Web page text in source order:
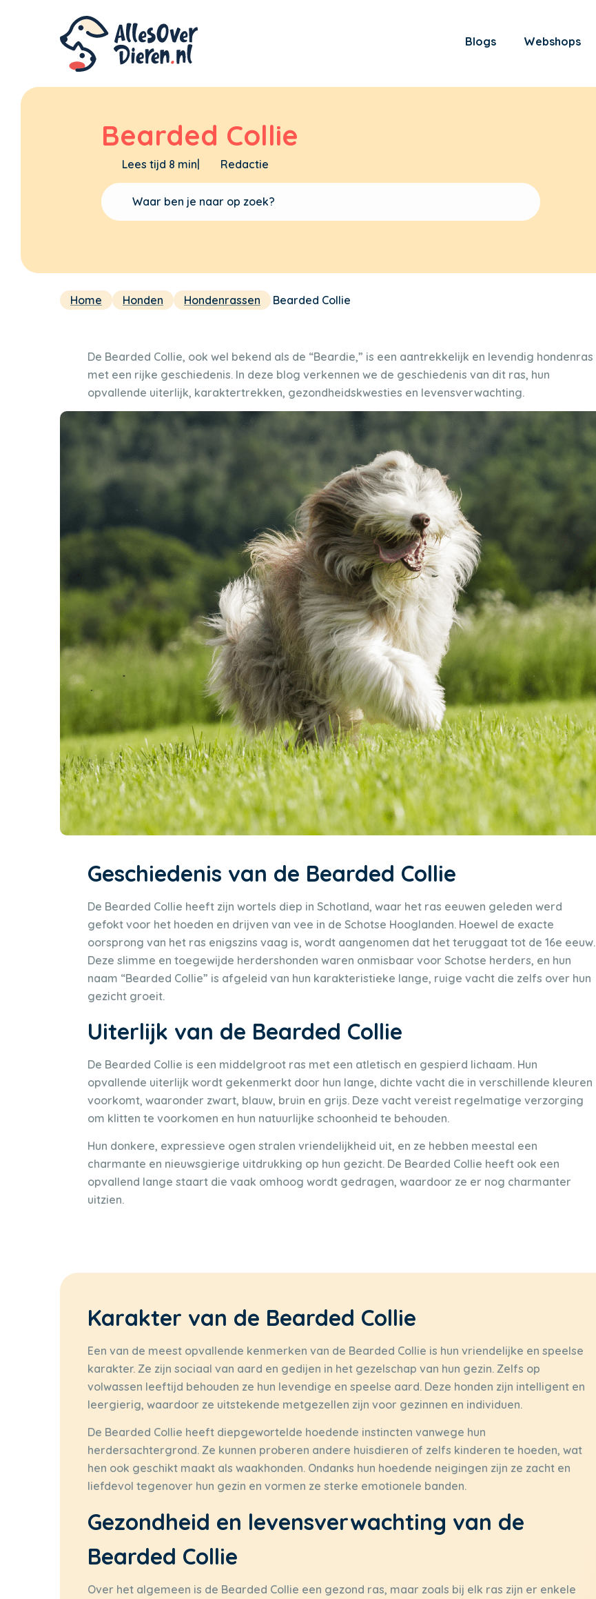
Blogs Webshops
Bearded Collie
Lees tijd 8 min| Redactie
Home Honden Hondenrassen Bearded Collie
De Bearded Collie, ook wel bekend als de “Beardie,” is een aantrekkelijk en levendig hondenras
met een rijke geschiedenis. In deze blog verkennen we de geschiedenis van dit ras, hun
opvallende uiterlijk, karaktertrekken, gezondheidskwesties en levensverwachting.
Geschiedenis van de Bearded Collie
De Bearded Collie heeft zijn wortels diep in Schotland, waar het ras eeuwen geleden werd
gefokt voor het hoeden en drijven van vee in de Schotse Hooglanden. Hoewel de exacte
oorsprong van het ras enigszins vaag is, wordt aangenomen dat het teruggaat tot de 16e eeuw.
Deze slimme en toegewijde herdershonden waren onmisbaar voor Schotse herders, en hun
naam “Bearded Collie” is afgeleid van hun karakteristieke lange, ruige vacht die zelfs over hun
gezicht groeit.
Uiterlijk van de Bearded Collie
De Bearded Collie is een middelgroot ras met een atletisch en gespierd lichaam. Hun
opvallende uiterlijk wordt gekenmerkt door hun lange, dichte vacht die in verschillende kleuren
voorkomt, waaronder zwart, blauw, bruin en grijs. Deze vacht vereist regelmatige verzorging
om klitten te voorkomen en hun natuurlijke schoonheid te behouden.
Hun donkere, expressieve ogen stralen vriendelijkheid uit, en ze hebben meestal een
charmante en nieuwsgierige uitdrukking op hun gezicht. De Bearded Collie heeft ook een
opvallend lange staart die vaak omhoog wordt gedragen, waardoor ze er nog charmanter
uitzien.
Karakter van de Bearded Collie
Een van de meest opvallende kenmerken van de Bearded Collie is hun vriendelijke en speelse
karakter. Ze zijn sociaal van aard en gedijen in het gezelschap van hun gezin. Zelfs op
volwassen leeftijd behouden ze hun levendige en speelse aard. Deze honden zijn intelligent en
leergierig, waardoor ze uitstekende metgezellen zijn voor gezinnen en individuen.
De Bearded Collie heeft diepgewortelde hoedende instincten vanwege hun
herdersachtergrond. Ze kunnen proberen andere huisdieren of zelfs kinderen te hoeden, wat
hen ook geschikt maakt als waakhonden. Ondanks hun hoedende neigingen zijn ze zacht en
liefdevol tegenover hun gezin en vormen ze sterke emotionele banden.
Gezondheid en levensverwachting van de
Bearded Collie
Over het algemeen is de Bearded Collie een gezond ras, maar zoals bij elk ras zijn er enkele